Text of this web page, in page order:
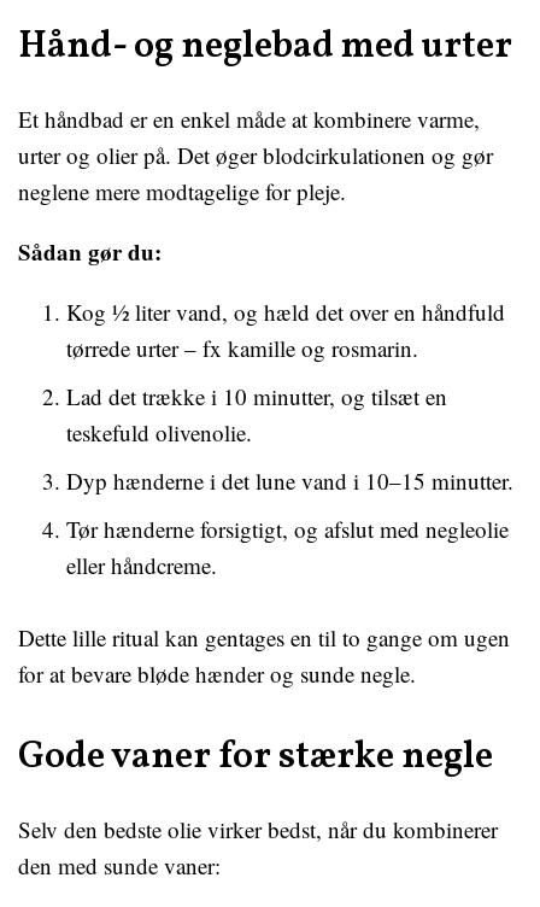
Hånd- og neglebad med urter
Et håndbad er en enkel måde at kombinere varme,
urter og olier på. Det øger blodcirkulationen og gør
neglene mere modtagelige for pleje.
Sådan gør du:
Kog ½ liter vand, og hæld det over en håndfuld
tørrede urter – fx kamille og rosmarin.
Lad det trække i 10 minutter, og tilsæt en
teskefuld olivenolie.
Dyp hænderne i det lune vand i 10–15 minutter.
Tør hænderne forsigtigt, og afslut med negleolie
eller håndcreme.
Dette lille ritual kan gentages en til to gange om ugen
for at bevare bløde hænder og sunde negle.
Gode vaner for stærke negle
Selv den bedste olie virker bedst, når du kombinerer
den med sunde vaner: